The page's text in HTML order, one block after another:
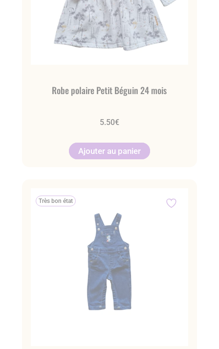
Robe polaire Petit Béguin 24 mois
5.50€
Ajouter au panier
Très bon état